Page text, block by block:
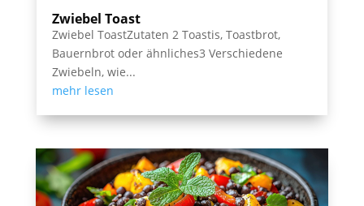
Zwiebel Toast
Zwiebel ToastZutaten 2 Toastis, Toastbrot,
Bauernbrot oder ähnliches3 Verschiedene
Zwiebeln, wie...
mehr lesen